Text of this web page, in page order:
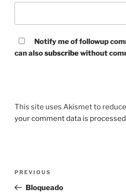
Notify me of followup
can alsosubscribewithout
This site uses Akismet to
your comment data is
Previous
Post
PREVIOUS
Bloqueado